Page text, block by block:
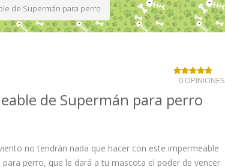
de Supermán para perro
de Supermán para perro
0 OPINIONES
no tendrán nada que hacer con este impermeable
para perro, que le dará a tu mascota el poder de vencer